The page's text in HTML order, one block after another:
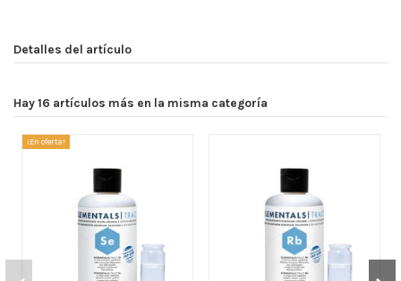
Detalles del artículo
Hay 16 artículos más en la misma categoría
¡En oferta!